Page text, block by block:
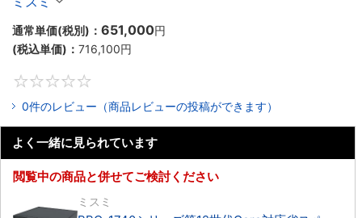
通常単価(税別)： 651,000円
(税込単価)： 716,100円
0件のレビュー（商品レビューの投稿ができます）
よく一緒に見られています
閲覧中の商品と併せてご検討ください
ミスミ